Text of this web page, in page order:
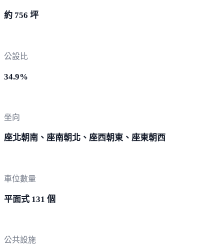
約 756 坪
公設比
34.9%
坐向
座北朝南、座南朝北、座西朝東、座東朝西
車位數量
平面式 131 個
公共設施